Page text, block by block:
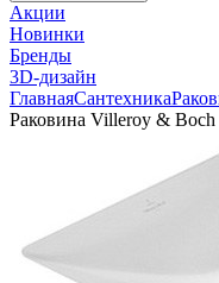
Акции
Новинки
Бренды
3D-дизайн
ГлавнаяСантехника
Раковина Villeroy &